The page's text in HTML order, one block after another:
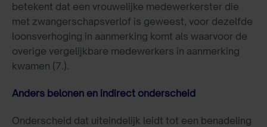
betekent dat een vrouwelijke medewerkerster die
met zwangerschapsverlof is geweest, voor dezelfde
loonsverhoging in aanmerking komt als waarvoor de
overige vergelijkbare medewerkers in aanmerking
kwamen (7.).
Anders belonen en indirect onderscheid
Onderscheid dat uiteindelijk leidt tot een benadeling